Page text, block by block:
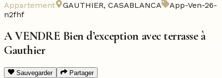
Appartement GAUTHIER, CASABLANCA
App-Ven-26-
n2fhf
A VENDRE Bien d’exception avec terrasse à
Gauthier
Sauvegarder Partager